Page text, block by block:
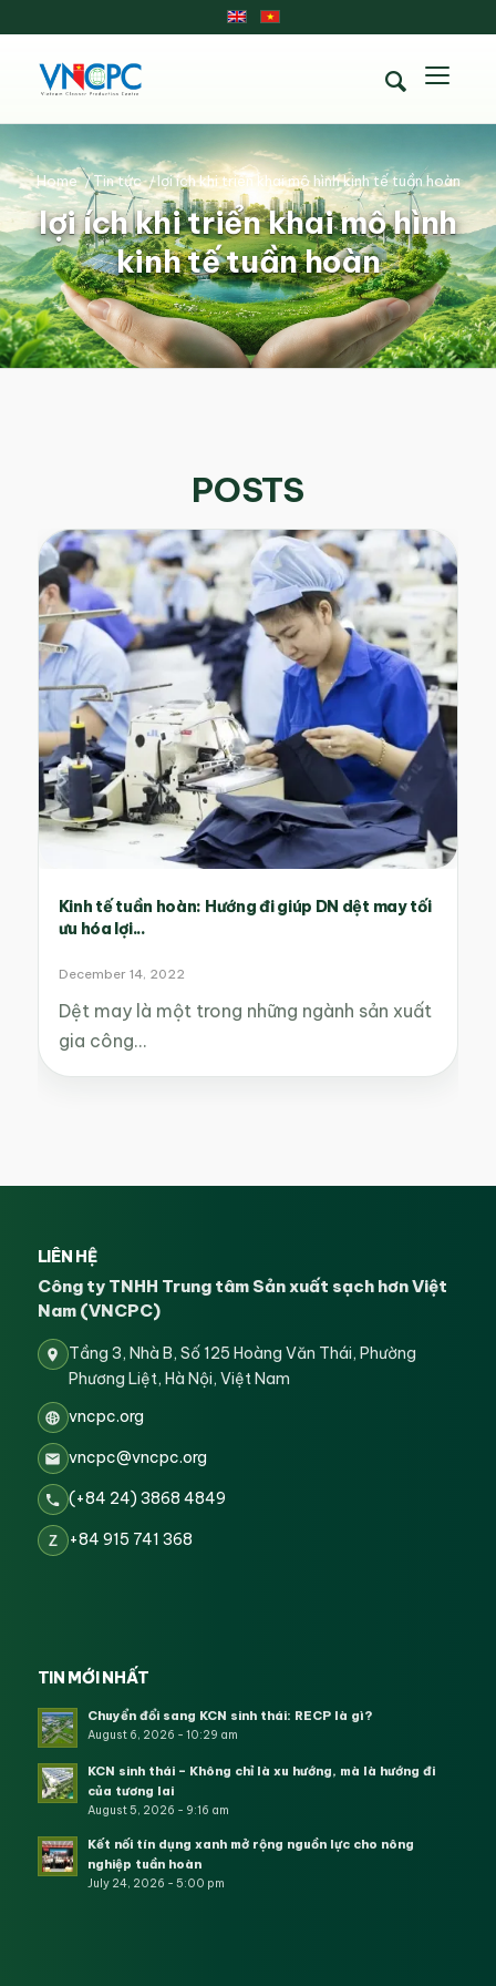
lợi ích khi triển khai mô hình
kinh tế tuần hoàn
Home /Tin tức /lợi ích khi triển khai mô hình kinh tế tuần hoàn
POSTS
Kinh tế tuần hoàn: Hướng đi giúp DN dệt may tối
ưu hóa lợi...
December 14, 2022
Dệt may là một trong những ngành sản xuất
gia công…
LIÊN HỆ
Công ty TNHH Trung tâm Sản xuất sạch hơn Việt
Nam (VNCPC)
Tầng 3, Nhà B, Số 125 Hoàng Văn Thái, Phường
Phương Liệt, Hà Nội, Việt Nam
vncpc.org
vncpc@vncpc.org
(+84 24) 3868 4849
Z +84 915 741 368
TIN MỚI NHẤT
Chuyển đổi sang KCN sinh thái: RECP là gì?
August 6, 2026 - 10:29 am
KCN sinh thái – Không chỉ là xu hướng, mà là hướng đi
của tương lai
August 5, 2026 - 9:16 am
Kết nối tín dụng xanh mở rộng nguồn lực cho nông
nghiệp tuần hoàn
July 24, 2026 - 5:00 pm